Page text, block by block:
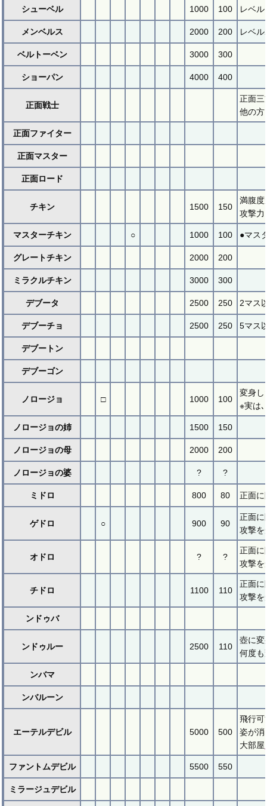
シューベル 1000 100 レベル
メンベルス 2000 200 レベル
ベルトーベン 3000 300
ショーパン 4000 400
正面戦士
正面三
他の方
正面ファイター
正面マスター
正面ロード
チキン 1500 150
満腹度
攻撃力
マスターチキン ○ 1000 100 ●マス
グレートチキン 2000 200
ミラクルチキン 3000 300
デブータ 2500 250 2マス
デブーチョ 2500 250 5マス
デブートン
デブーゴン
ノロージョ □ 1000 100
変身し
※実は
ノロージョの姉 1500 150
ノロージョの母 2000 200
ノロージョの婆 ? ?
ミドロ 800 80 正面に
ゲドロ ○ 900 90
正面に
攻撃を
オドロ ? ?
正面に
攻撃を
チドロ 1100 110
正面に
攻撃を
ンドゥバ
ンドゥルー 2500 110
壺に変
何度も
ンバマ
ンバルーン
エーテルデビル 5000 500
飛行可
姿が消
大部屋
ファントムデビル 5500 550
ミラージュデビル